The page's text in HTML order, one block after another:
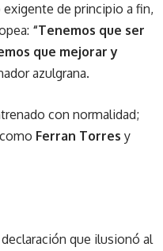
de principio a fin,
“Tenemos que ser
que mejorar y
azulgrana.
con normalidad;
Ferran Torres y
que ilusionó al